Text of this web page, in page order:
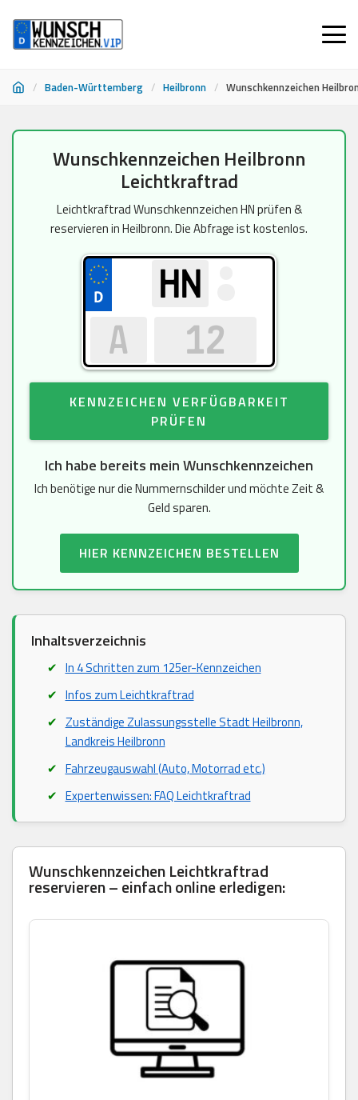
/ Baden-Württemberg / Heilbronn / Wunschkennzeichen
Wunschkennzeichen Heilbronn
Leichtkraftrad
Leichtkraftrad Wunschkennzeichen HN prüfen &
reservieren in Heilbronn. Die Abfrage ist kostenlos.
KENNZEICHEN VERFÜGBARKEIT
PRÜFEN
Ich habe bereits mein Wunschkennzeichen
Ich benötige nur die Nummernschilder und möchte Zeit &
Geld sparen.
HIER KENNZEICHEN BESTELLEN
Inhaltsverzeichnis
In 4 Schritten zum 125er-Kennzeichen
Infos zum Leichtkraftrad
Zuständige Zulassungsstelle Stadt Heilbronn,
Landkreis Heilbronn
Fahrzeugauswahl (Auto, Motorrad etc.)
Expertenwissen: FAQ Leichtkraftrad
Wunschkennzeichen Leichtkraftrad
reservieren – einfach online erledigen: